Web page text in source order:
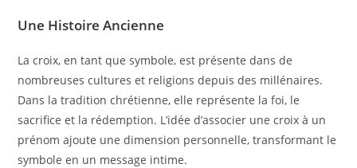
Une Histoire Ancienne
La croix, en tant que symbole, est présente dans de
nombreuses cultures et religions depuis des millénaires.
Dans la tradition chrétienne, elle représente la foi, le
sacrifice et la rédemption. L’idée d’associer une croix à un
prénom ajoute une dimension personnelle, transformant le
symbole en un message intime.